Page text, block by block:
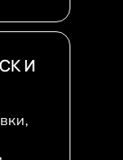
И